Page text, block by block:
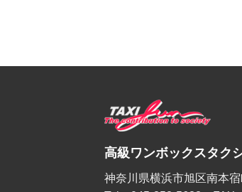
高級ワンボックスタク
神奈川県横浜市旭区南本